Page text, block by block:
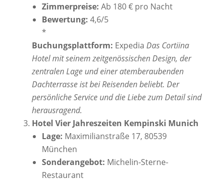
Zimmerpreise: Ab 180 € pro Nacht
Bewertung: 4,6/5
*
Buchungsplattform: Expedia Das Cortiina
Hotel mit seinem zeitgenössischen Design, der
zentralen Lage und einer atemberaubenden
Dachterrasse ist bei Reisenden beliebt. Der
persönliche Service und die Liebe zum Detail sind
herausragend.
Hotel Vier Jahreszeiten Kempinski Munich
Lage: Maximilianstraße 17, 80539
München
Sonderangebot: Michelin-Sterne-
Restaurant